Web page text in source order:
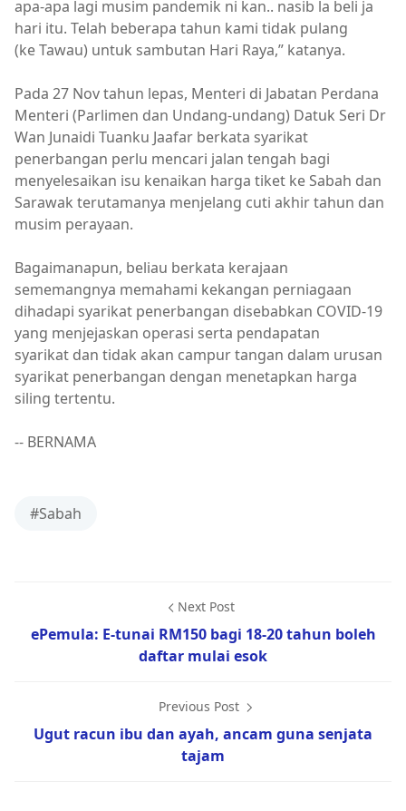
apa-apa lagi musim pandemik ni kan.. nasib la beli ja
hari itu. Telah beberapa tahun kami tidak pulang
(ke Tawau) untuk sambutan Hari Raya,” katanya.
Pada 27 Nov tahun lepas, Menteri di Jabatan Perdana
Menteri (Parlimen dan Undang-undang) Datuk Seri Dr
Wan Junaidi Tuanku Jaafar berkata syarikat
penerbangan perlu mencari jalan tengah bagi
menyelesaikan isu kenaikan harga tiket ke Sabah dan
Sarawak terutamanya menjelang cuti akhir tahun dan
musim perayaan.
Bagaimanapun, beliau berkata kerajaan
sememangnya memahami kekangan perniagaan
dihadapi syarikat penerbangan disebabkan COVID-19
yang menjejaskan operasi serta pendapatan
syarikat dan tidak akan campur tangan dalam urusan
syarikat penerbangan dengan menetapkan harga
siling tertentu.
-- BERNAMA
#Sabah
Next Post
ePemula: E-tunai RM150 bagi 18-20 tahun boleh
daftar mulai esok
Previous Post
Ugut racun ibu dan ayah, ancam guna senjata
tajam